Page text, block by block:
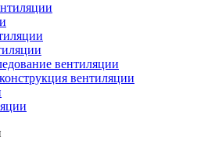
вентиляции
вентиляции